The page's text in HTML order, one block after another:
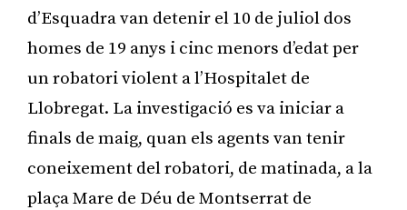
d’Esquadra van detenir el 10 de juliol dos
homes de 19 anys i cinc menors d’edat per
un robatori violent a l’Hospitalet de
Llobregat. La investigació es va iniciar a
finals de maig, quan els agents van tenir
coneixement del robatori, de matinada, a la
plaça Mare de Déu de Montserrat de